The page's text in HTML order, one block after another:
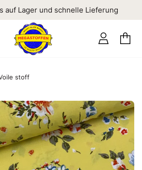
Lager und schnelle Lieferung
stoff